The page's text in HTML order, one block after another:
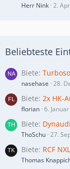
Herr Nink 2.
Beliebteste
Biete
nasehase 28.
Biete 2x HK-
florian 6.
Biete
ThoSchu 27.
Biete RCF
Thomas